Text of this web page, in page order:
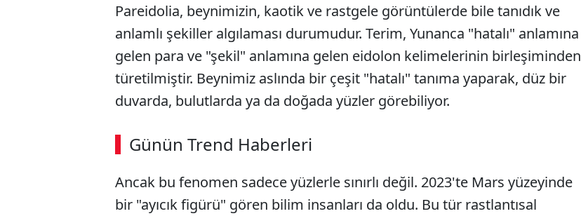
Pareidolia, beynimizin, kaotik ve rastgele görüntülerde bile tanıdık ve
anlamlı şekiller algılaması durumudur. Terim, Yunanca "hatalı" anlamına
gelen para ve "şekil" anlamına gelen eidolon kelimelerinin birleşiminden
türetilmiştir. Beynimiz aslında bir çeşit "hatalı" tanıma yaparak, düz bir
duvarda, bulutlarda ya da doğada yüzler görebiliyor.
Günün Trend Haberleri
00:02 / 02:14
Sesi Aç
Ancak bu fenomen sadece yüzlerle sınırlı değil. 2023'te Mars yüzeyinde
bir "ayıcık figürü" gören bilim insanları da oldu. Bu tür rastlantısal